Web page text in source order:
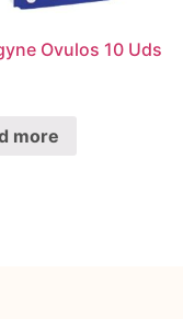
Ovulos 10 Uds
more